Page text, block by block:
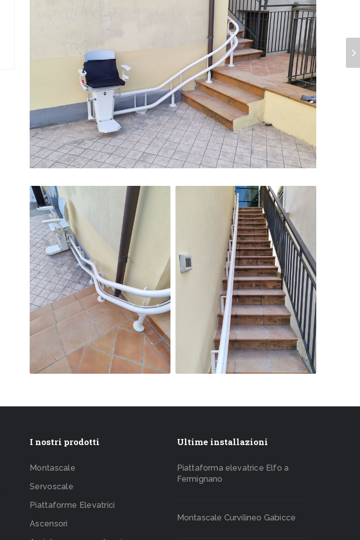
I nostri prodotti
Montascale
Servoscale
Piattaforme Elevatrici
Ascensori
Ultime installazioni
Piattaforma elevatrice Elfo a
Fermignano
Montascale Curvilineo Gabicce